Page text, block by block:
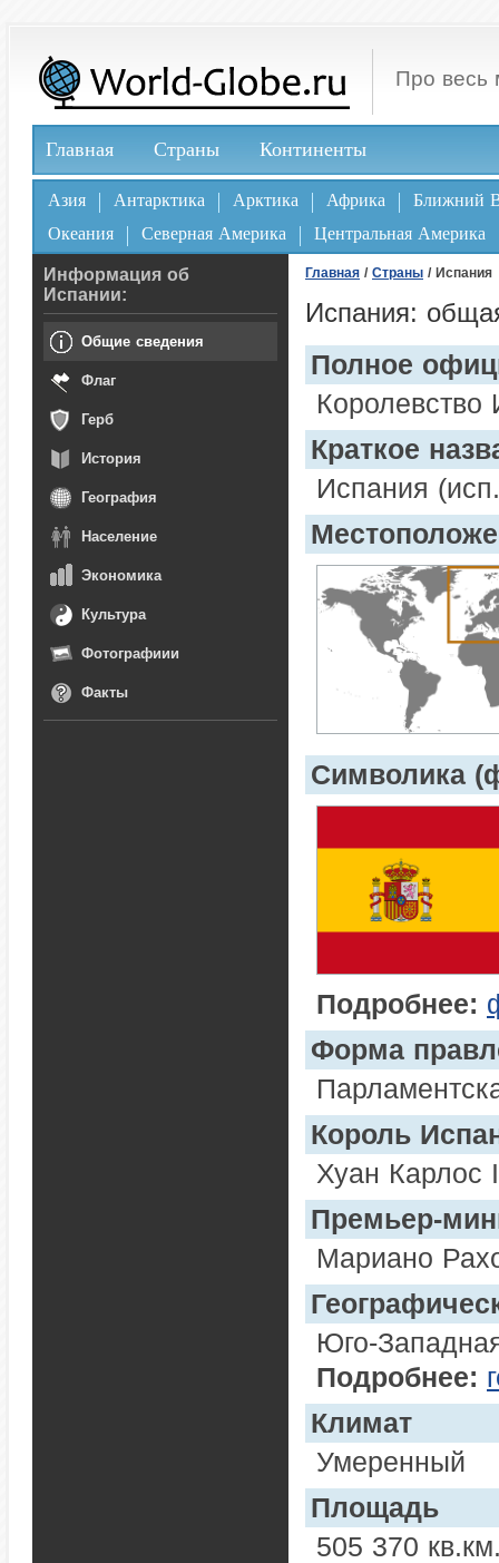
Про весь
Главная Страны Континенты
Азия Антарктика Арктика Африка
Ближний
Океания
Северная Америка Центральная Америка
Главная / Страны / Испания
Испания:
Полное
Краткое
Испания
Символика
Подробнее:
Форма
Король
Хуан Карлос
Премьер-
Мариано
Юго-
Подробнее:
Климат
Умеренный
Площадь
505 370
Информация об
Испании:
Общие сведения
Флаг
Герб
История
География
Население
Экономика
Культура
Фотографиии
Факты